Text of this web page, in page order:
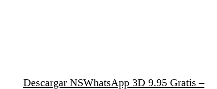
Descargar NSWhatsApp 3D 9.95 Gratis –